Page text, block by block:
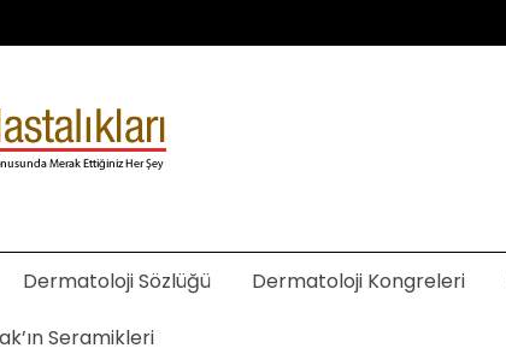
Akalın
Dermatoloji Sözlüğü Dermatoloji Kongreleri
Seramikleri